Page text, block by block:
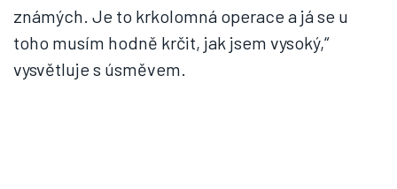
známých. Je to krkolomná operace a já se u
toho musím hodně krčit, jak jsem vysoký,“
vysvětluje s úsměvem.